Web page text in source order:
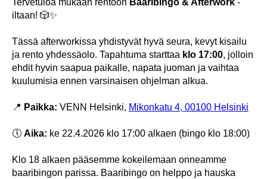
Tervetuloa mukaan rentoon Baaribingo & Afterwork -
iltaan! 🎲✨
Tässä afterworkissa yhdistyvät hyvä seura, kevyt kisailu
ja rento yhdessäolo. Tapahtuma starttaa klo 17:00, jolloin
ehdit hyvin saapua paikalle, napata juoman ja vaihtaa
kuulumisia ennen varsinaisen ohjelman alkua.
📍 Paikka: VENN Helsinki, Mikonkatu 4, 00100 Helsinki
🕔 Aika: ke 22.4.2026 klo 17:00 alkaen (bingo klo 18:00)
Klo 18 alkaen pääsemme kokeilemaan onneamme
baaribingon parissa. Baaribingo on helppo ja hauska